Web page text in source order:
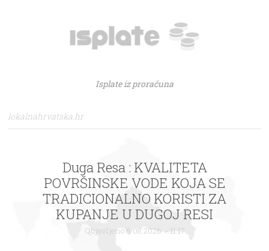
Isplate iz proračuna
lokalnahrvatska.hr
Duga Resa : KVALITETA
POVRŠINSKE VODE KOJA SE
TRADICIONALNO KORISTI ZA
KUPANJE U DUGOJ RESI
Objavljeno 6.08.2026. - 11:17